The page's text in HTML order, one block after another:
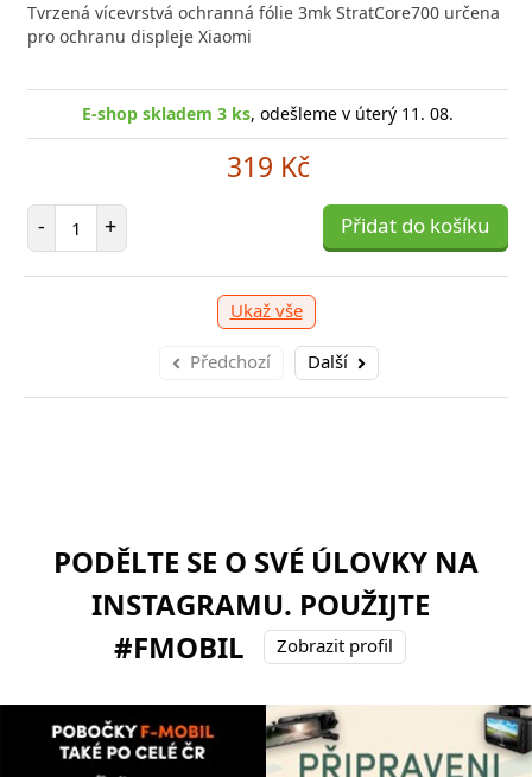
Tvrzená vícevrstvá ochranná fólie 3mk StratCore700 určena
pro ochranu displeje Xiaomi
E-shop skladem 3 ks, odešleme v úterý 11. 08.
319 Kč
- Počet položek
+ Přidat do košíku
Ukaž vše
Předchozí Další
kvalitní GaN nabíječku s vysokým výkonem a malými
Našli jste správně.
skladem > 10 ks, odešleme v úterý 11. 08.
položek Přidat do košíku -
PODĚLTE SE O SVÉ ÚLOVKY NA
INSTAGRAMU. POUŽIJTE
#FMOBIL
Zobrazit profil